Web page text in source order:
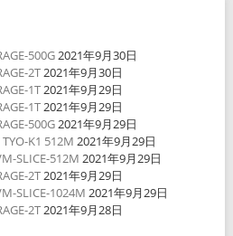
500G2021年9月30日
2T2021年9月30日
1T2021年9月29日
1T2021年9月29日
500G2021年9月29日
K1 512M 2021年9月29日
SLICE-512M 2021年9月29日
2T2021年9月29日
SLICE-1024M 2021年9月29日
2T2021年9月28日